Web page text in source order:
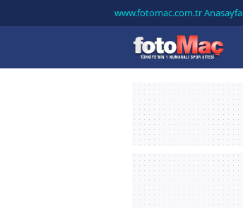
www.fotomac.com.tr Anasayfa